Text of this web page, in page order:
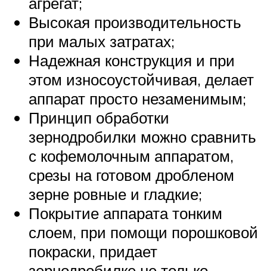
Высокая производительность
при малых затратах;
Надежная конструкция и при
этом износоустойчивая, делает
аппарат просто незаменимым;
Принцип обработки
зернодробилки можно сравнить
с кофемолочным аппаратом,
срезы на готовом дробленом
зерне ровные и гладкие;
Покрытие аппарата тонким
слоем, при помощи порошковой
покраски, придает